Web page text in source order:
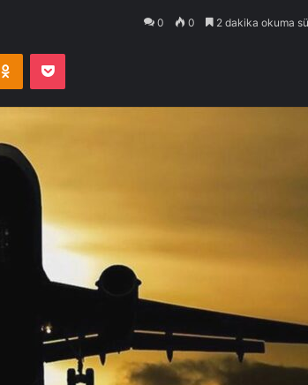
0 0 2 dakika okuma
Odnoklassniki
Pocket